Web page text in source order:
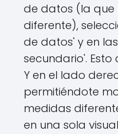
de datos (la que
diferente),
de datos' y en
secundario'.
Y en el lado
permitiéndote
medidas
en una sola